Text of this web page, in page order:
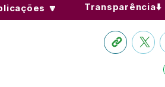
🔽 Transparência⬇️